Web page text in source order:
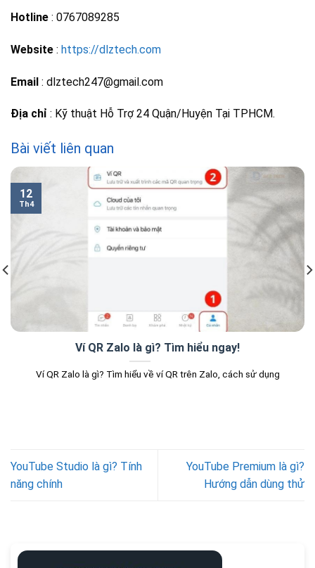
Hotline : 0767089285
Website : https://dlztech.com
Email : dlztech247@gmail.com
Địa chỉ : Kỹ thuật Hỗ Trợ 24 Quận/Huyện Tại TPHCM.
Bài viết liên quan
Ví QR Zalo là gì? Tìm hiểu ngay!
Ví QR Zalo là gì? Tìm hiểu về ví QR trên Zalo, cách sử dụng
12
Th4
YouTube Studio là gì? Tính
năng chính
YouTube Premium là gì?
Hướng dẫn dùng thử